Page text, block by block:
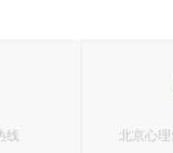
北京市心理援助热线